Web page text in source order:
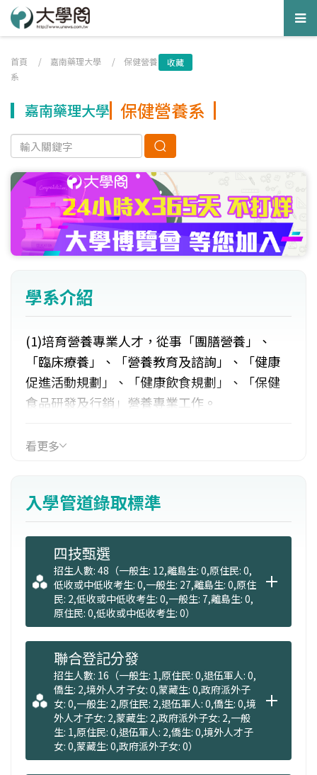
首頁 / 嘉南藥理大學 / 保健營養
系
收藏
嘉南藥理大學 保健營養系
學系介紹
(1)培育營養專業人才，從事「團膳營養」、
「臨床療養」、「營養教育及諮詢」、「健康
促進活動規劃」、「健康飲食規劃」、「保健
食品研發及行銷」營養專業工作。
(2)促進全民健康，達到「養生保健，創造新營
(3)實務課程-校外營養服務、醫院實習、營養相
關產業界實習。
(4)就業學程、產業學院、就業媒合-最後一哩就
業接軌。
（文由嘉南藥理大學保健營養系提供）
看更多
入學管道錄取標準
四技甄選
招生人數: 48（一般生: 12,離島生: 0,原住民: 0,
低收或中低收考生: 0,一般生: 27,離島生: 0,原住
民: 2,低收或中低收考生: 0,一般生: 7,離島生: 0,
原住民: 0,低收或中低收考生: 0）
聯合登記分發
招生人數: 16（一般生: 1,原住民: 0,退伍軍人: 0,
僑生: 2,境外人才子女: 0,蒙藏生: 0,政府派外子
女: 0,一般生: 2,原住民: 2,退伍軍人: 0,僑生: 0,境
外人才子女: 2,蒙藏生: 2,政府派外子女: 2,一般
生: 1,原住民: 0,退伍軍人: 2,僑生: 0,境外人才子
女: 0,蒙藏生: 0,政府派外子女: 0）